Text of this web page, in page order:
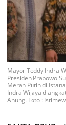
Mayor Teddy Indra
Presiden Prabowo
Merah Putih di
Indra Wijaya
Anung. Foto :